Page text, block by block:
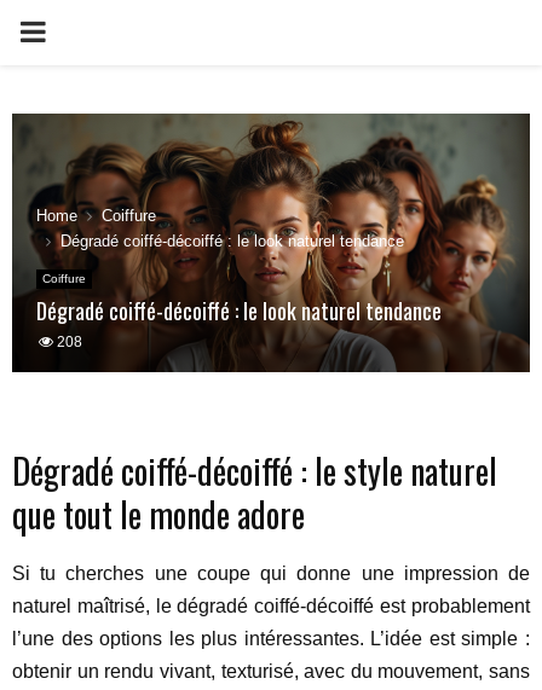
PRIMARY
Home
Coiffure
Dégradé coiffé-décoiffé : le look naturel tendance
Coiffure
Dégradé coiffé-décoiffé : le look naturel tendance
208
Dégradé coiffé-décoiffé : le style naturel
que tout le monde adore
Si tu cherches une coupe qui donne une impression de
naturel maîtrisé, le dégradé coiffé-décoiffé est probablement
l’une des options les plus intéressantes. L’idée est simple :
obtenir un rendu vivant, texturisé, avec du mouvement, sans